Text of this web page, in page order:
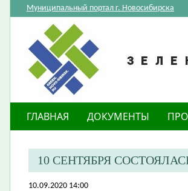
Муниципальный портал г. Новосибирска
ГЛАВНАЯ ДОКУМЕНТЫ
10 СЕНТЯБРЯ
10.09.2020 14:00